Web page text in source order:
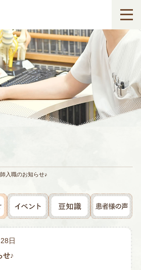
入職のお知らせ♪
日
せ♪